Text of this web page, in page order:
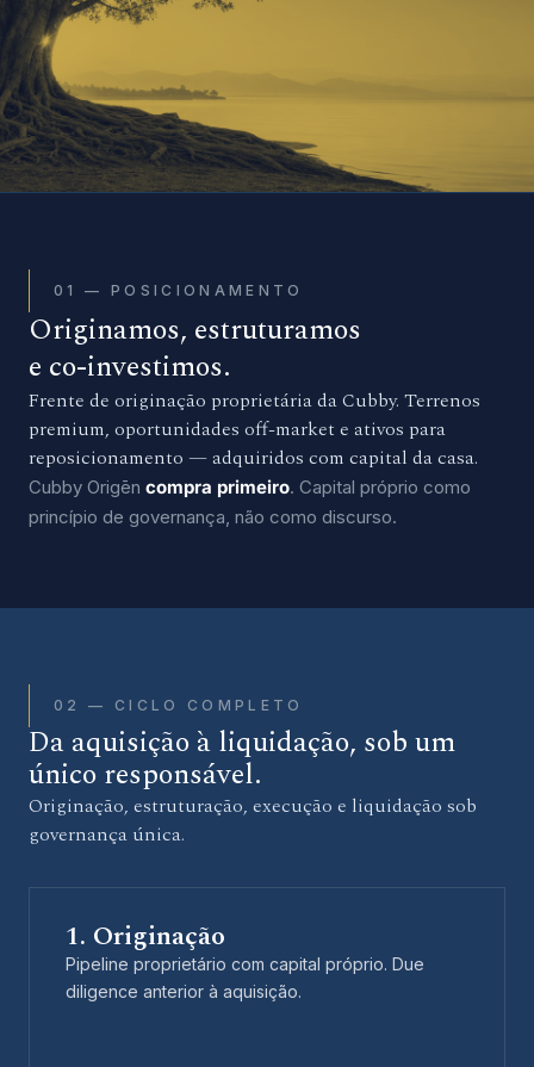
01 — POSICIONAMENTO
Originamos, estruturamos
e co-investimos.
Frente de originação proprietária da Cubby. Terrenos
premium, oportunidades off-market e ativos para
reposicionamento — adquiridos com capital da casa.
Cubby Origēn compra primeiro. Capital próprio como
princípio de governança, não como discurso.
02 — CICLO COMPLETO
Da aquisição à liquidação, sob um
único responsável.
Originação, estruturação, execução e liquidação sob
governança única.
1. Originação
Pipeline proprietário com capital próprio. Due
diligence anterior à aquisição.